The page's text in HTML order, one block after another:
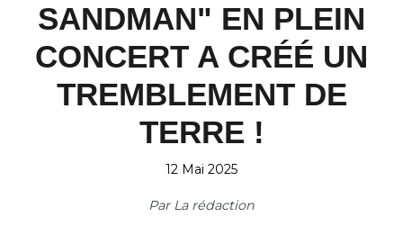
SANDMAN" EN PLEIN
CONCERT A CRÉÉ UN
TREMBLEMENT DE
TERRE !
12 Mai 2025
Par La rédaction